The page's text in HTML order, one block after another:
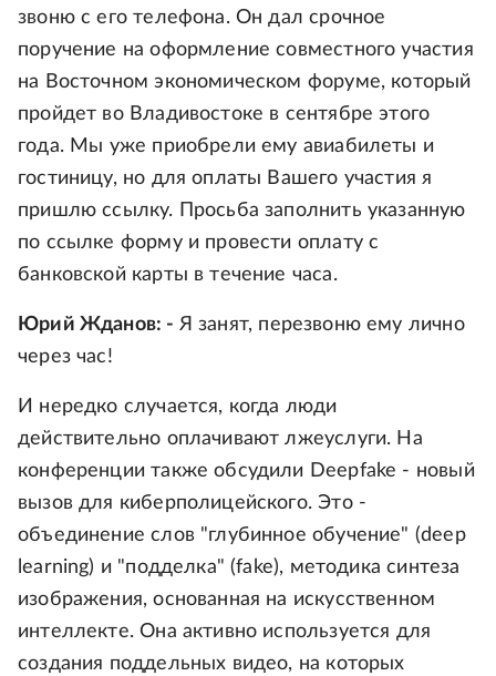
звоню с его телефона. Он дал срочное
поручение на оформление совместного участия
на Восточном экономическом форуме, который
пройдет во Владивостоке в сентябре этого
года. Мы уже приобрели ему авиабилеты и
гостиницу, но для оплаты Вашего участия я
пришлю ссылку. Просьба заполнить указанную
по ссылке форму и провести оплату с
банковской карты в течение часа.
Юрий Жданов: - Я занят, перезвоню ему лично
через час!
И нередко случается, когда люди
действительно оплачивают лжеуслуги. На
конференции также обсудили Deepfake - новый
вызов для киберполицейского. Это -
объединение слов "глубинное обучение" (deep
learning) и "подделка" (fake), методика синтеза
изображения, основанная на искусственном
интеллекте. Она активно используется для
создания поддельных видео, на которых